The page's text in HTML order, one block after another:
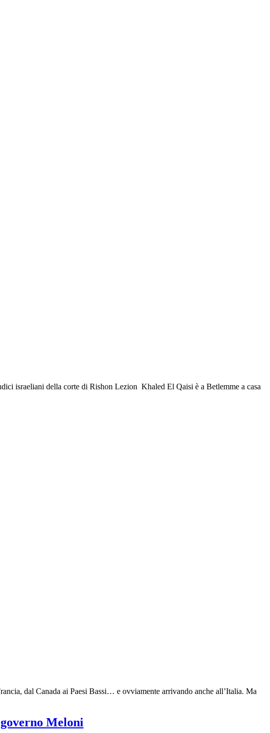
israeliani della corte di Rishon Lezion Khaled El Qaisi è a Betlemme a casa
dal Canada ai Paesi Bassi… e ovviamente arrivando anche all’Italia. Ma
Meloni